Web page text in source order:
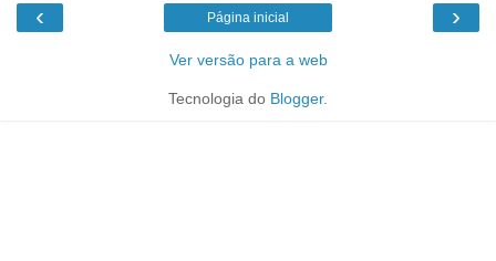
‹ ›
Página inicial
Ver versão para a web
Tecnologia do Blogger.